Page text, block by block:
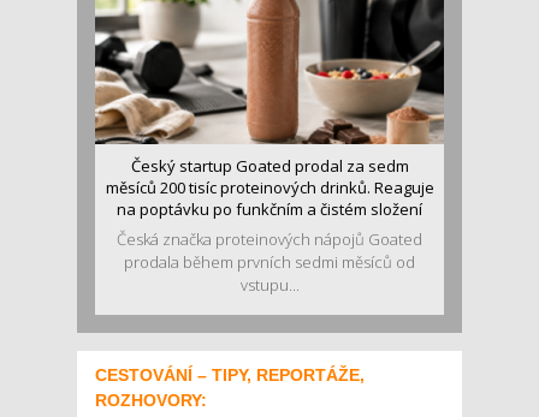
Český startup Goated prodal za sedm
měsíců 200 tisíc proteinových drinků. Reaguje
na poptávku po funkčním a čistém složení
Česká značka proteinových nápojů Goated
prodala během prvních sedmi měsíců od
vstupu...
CESTOVÁNÍ – TIPY, REPORTÁŽE,
ROZHOVORY: